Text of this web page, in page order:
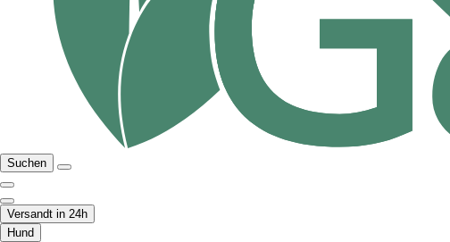
Suchen
Versandt in 24h
Hund